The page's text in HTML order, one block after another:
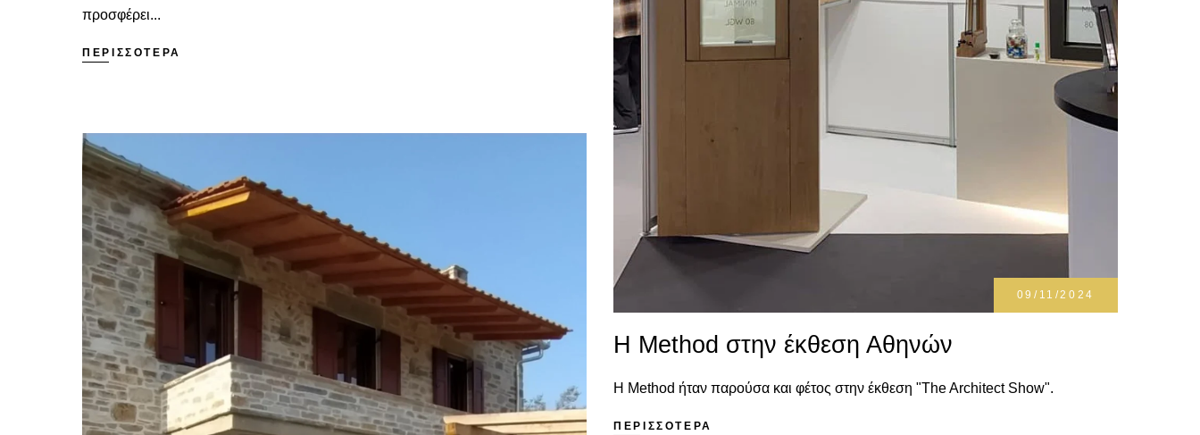
προσφέρει...
ΠΕΡΙΣΣΟΤΕΡΑ
09/11/2024
Η Method στην έκθεση Αθηνών
Η Method ήταν παρούσα και φέτος στην έκθεση "Τhe Architect Show".
ΠΕΡΙΣΣΟΤΕΡΑ